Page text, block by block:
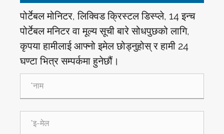
पोर्टेबल मोनिटर, लिक्विड क्रिस्टल डिस्प्ले, 14 इन्च
पोर्टेबल मनिटर वा मूल्य सूची बारे सोधपुछको लागि,
कृपया हामीलाई आफ्नो इमेल छोड्नुहोस् र हामी 24
घण्टा भित्र सम्पर्कमा हुनेछौं।